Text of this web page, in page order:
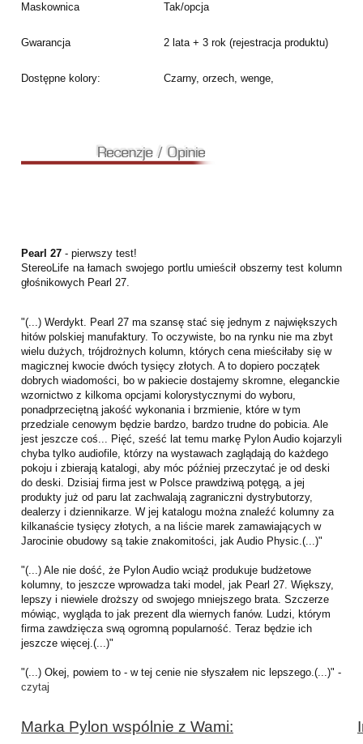
Maskownica Tak/opcja
Gwarancja 2 lata + 3 rok (rejestracja produktu)
Dostępne kolory: Czarny, orzech, wenge,
Pearl 27 - pierwszy test!
StereoLife na łamach swojego portlu umieścił obszerny test kolumn
głośnikowych Pearl 27.
"(...) Werdykt. Pearl 27 ma szansę stać się jednym z największych
hitów polskiej manufaktury. To oczywiste, bo na rynku nie ma zbyt
wielu dużych, trójdrożnych kolumn, których cena mieściłaby się w
magicznej kwocie dwóch tysięcy złotych. A to dopiero początek
dobrych wiadomości, bo w pakiecie dostajemy skromne, eleganckie
wzornictwo z kilkoma opcjami kolorystycznymi do wyboru,
ponadprzeciętną jakość wykonania i brzmienie, które w tym
przedziale cenowym będzie bardzo, bardzo trudne do pobicia. Ale
jest jeszcze coś... Pięć, sześć lat temu markę Pylon Audio kojarzyli
chyba tylko audiofile, którzy na wystawach zaglądają do każdego
pokoju i zbierają katalogi, aby móc później przeczytać je od deski
do deski. Dzisiaj firma jest w Polsce prawdziwą potęgą, a jej
produkty już od paru lat zachwalają zagraniczni dystrybutorzy,
dealerzy i dziennikarze. W jej katalogu można znaleźć kolumny za
kilkanaście tysięcy złotych, a na liście marek zamawiających w
Jarocinie obudowy są takie znakomitości, jak Audio Physic.(...)"
"(...) Ale nie dość, że Pylon Audio wciąż produkuje budżetowe
kolumny, to jeszcze wprowadza taki model, jak Pearl 27. Większy,
lepszy i niewiele droższy od swojego mniejszego brata. Szczerze
mówiąc, wygląda to jak prezent dla wiernych fanów. Ludzi, którym
firma zawdzięcza swą ogromną popularność. Teraz będzie ich
jeszcze więcej.(...)"
"(...) Okej, powiem to - w tej cenie nie słyszałem nic lepszego.(...)" -
czytaj
Marka Pylon wspólnie z Wami: